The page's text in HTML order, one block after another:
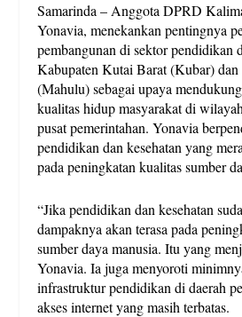
Samarinda – Anggota DPRD
Yonavia, menekankan pentingnya
pembangunan di sektor pendidikan
Kabupaten Kutai Barat (Kubar)
(Mahulu) sebagai upaya
kualitas hidup masyarakat di
pusat pemerintahan. Yonavia
pendidikan dan kesehatan yang
pada peningkatan kualitas sumber
“Jika pendidikan dan kesehatan
dampaknya akan terasa pada
sumber daya manusia. Itu yang
Yonavia. Ia juga menyoroti
infrastruktur pendidikan di daerah
akses internet yang masih terbatas.